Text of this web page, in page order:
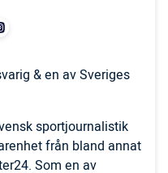
& en av Sveriges
sportjournalistik
från bland annat
Som en av